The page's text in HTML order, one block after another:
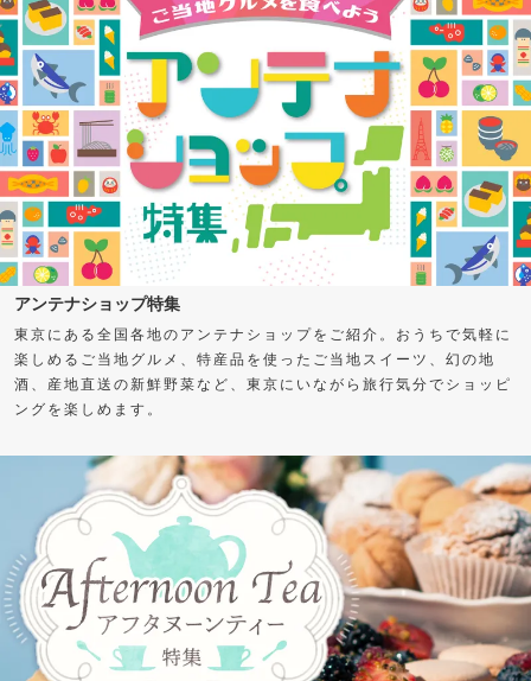
アンテナショップ特集
東京にある全国各地のアンテナショップをご紹介。おうちで気軽に
楽しめるご当地グルメ、特産品を使ったご当地スイーツ、幻の地
酒、産地直送の新鮮野菜など、東京にいながら旅行気分でショッピ
ングを楽しめます。